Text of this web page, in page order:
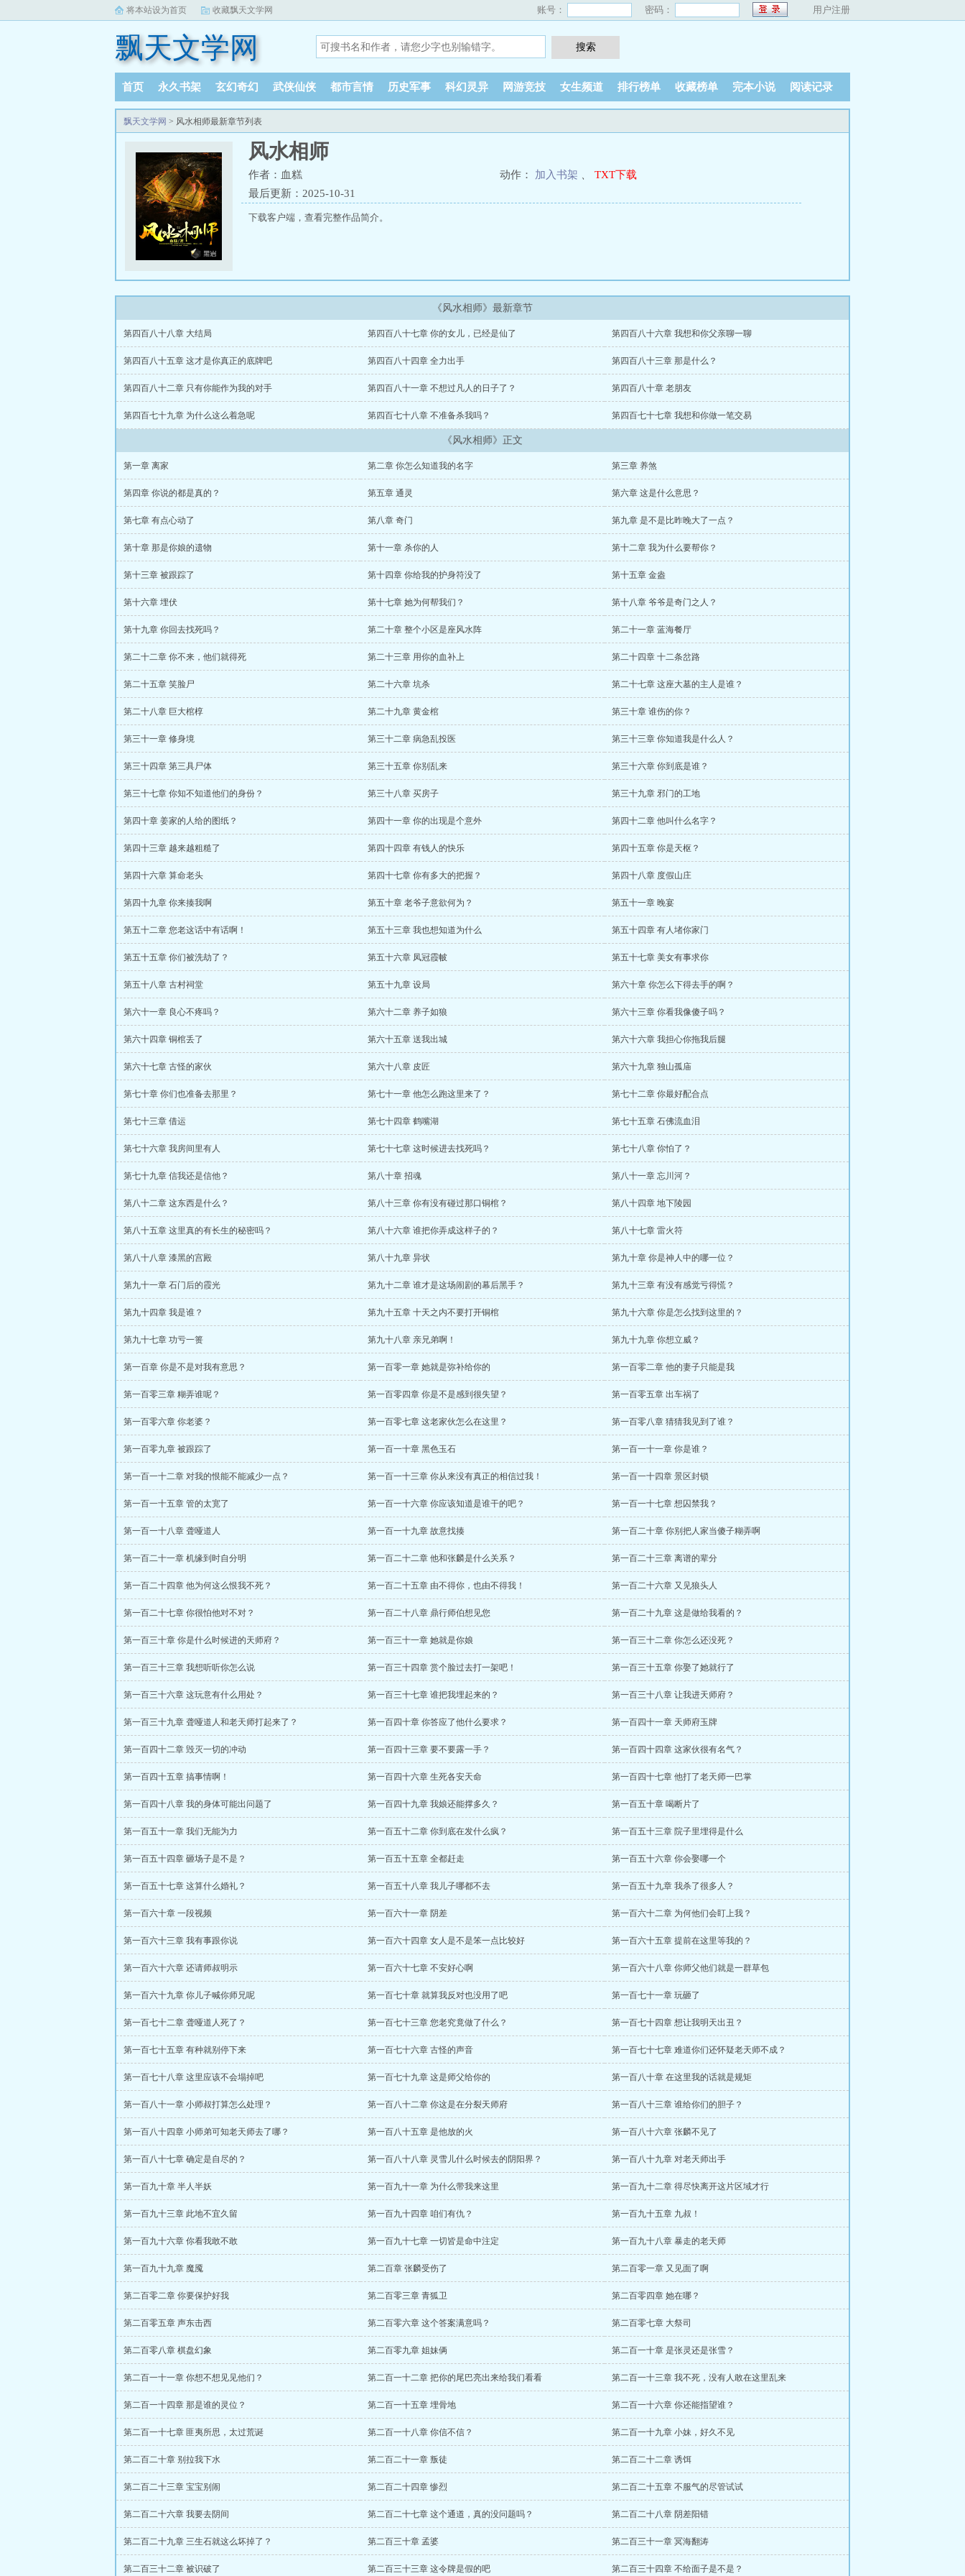
将本站设为首页 收藏飘天文学网 账号： 密码： 用户注册
飘天文学网
首页 永久书架 玄幻奇幻 武侠仙侠 都市言情 历史军事 科幻灵异 网游竞技 女生频道 排行榜单 收藏榜单 完本小说 阅读记录
飘天文学网 > 风水相师最新章节列表
风水相师
作者：血糕 动作： 加入书架
TXT下载
最后更新：2025-10-31
下载客户端，查看完整作品简介。
《风水相师》最新章节
第四百八十八章 大结局 第四百八十七章 你的女儿，已经是仙了 第四百八十六章 我想和你父亲聊一聊
第四百八十五章 这才是你真正的底牌吧 第四百八十四章 全力出手 第四百八十三章 那是什么？
第四百八十二章 只有你能作为我的对手 第四百八十一章 不想过凡人的日子了？ 第四百八十章 老朋友
第四百七十九章 为什么这么着急呢 第四百七十八章 不准备杀我吗？ 第四百七十七章 我想和你做一笔交易
《风水相师》正文
第一章 离家 第二章 你怎么知道我的名字 第三章 养煞
第四章 你说的都是真的？ 第五章 通灵 第六章 这是什么意思？
第七章 有点心动了 第八章 奇门 第九章 是不是比昨晚大了一点？
第十章 那是你娘的遗物 第十一章 杀你的人 第十二章 我为什么要帮你？
第十三章 被跟踪了 第十四章 你给我的护身符没了 第十五章 金盎
第十六章 埋伏 第十七章 她为何帮我们？ 第十八章 爷爷是奇门之人？
第十九章 你回去找死吗？ 第二十章 整个小区是座风水阵 第二十一章 蓝海餐厅
第二十二章 你不来，他们就得死 第二十三章 用你的血补上 第二十四章 十二条岔路
第二十五章 笑脸尸 第二十六章 坑杀 第二十七章 这座大墓的主人是谁？
第二十八章 巨大棺椁 第二十九章 黄金棺 第三十章 谁伤的你？
第三十一章 修身境 第三十二章 病急乱投医 第三十三章 你知道我是什么人？
第三十四章 第三具尸体 第三十五章 你别乱来 第三十六章 你到底是谁？
第三十七章 你知不知道他们的身份？ 第三十八章 买房子 第三十九章 邪门的工地
第四十章 姜家的人给的图纸？ 第四十一章 你的出现是个意外 第四十二章 他叫什么名字？
第四十三章 越来越粗糙了 第四十四章 有钱人的快乐 第四十五章 你是天枢？
第四十六章 算命老头 第四十七章 你有多大的把握？ 第四十八章 度假山庄
第四十九章 你来揍我啊 第五十章 老爷子意欲何为？ 第五十一章 晚宴
第五十二章 您老这话中有话啊！ 第五十三章 我也想知道为什么 第五十四章 有人堵你家门
第五十五章 你们被洗劫了？ 第五十六章 凤冠霞帔 第五十七章 美女有事求你
第五十八章 古村祠堂 第五十九章 设局 第六十章 你怎么下得去手的啊？
第六十一章 良心不疼吗？ 第六十二章 养子如狼 第六十三章 你看我像傻子吗？
第六十四章 铜棺丢了 第六十五章 送我出城 第六十六章 我担心你拖我后腿
第六十七章 古怪的家伙 第六十八章 皮匠 第六十九章 独山孤庙
第七十章 你们也准备去那里？ 第七十一章 他怎么跑这里来了？ 第七十二章 你最好配合点
第七十三章 借运 第七十四章 鹤嘴湖 第七十五章 石佛流血泪
第七十六章 我房间里有人 第七十七章 这时候进去找死吗？ 第七十八章 你怕了？
第七十九章 信我还是信他？ 第八十章 招魂 第八十一章 忘川河？
第八十二章 这东西是什么？ 第八十三章 你有没有碰过那口铜棺？ 第八十四章 地下陵园
第八十五章 这里真的有长生的秘密吗？ 第八十六章 谁把你弄成这样子的？ 第八十七章 雷火符
第八十八章 漆黑的宫殿 第八十九章 异状 第九十章 你是神人中的哪一位？
第九十一章 石门后的霞光 第九十二章 谁才是这场闹剧的幕后黑手？ 第九十三章 有没有感觉亏得慌？
第九十四章 我是谁？ 第九十五章 十天之内不要打开铜棺 第九十六章 你是怎么找到这里的？
第九十七章 功亏一篑 第九十八章 亲兄弟啊！ 第九十九章 你想立威？
第一百章 你是不是对我有意思？ 第一百零一章 她就是弥补给你的 第一百零二章 他的妻子只能是我
第一百零三章 糊弄谁呢？ 第一百零四章 你是不是感到很失望？ 第一百零五章 出车祸了
第一百零六章 你老婆？ 第一百零七章 这老家伙怎么在这里？ 第一百零八章 猜猜我见到了谁？
第一百零九章 被跟踪了 第一百一十章 黑色玉石 第一百一十一章 你是谁？
第一百一十二章 对我的恨能不能减少一点？ 第一百一十三章 你从来没有真正的相信过我！ 第一百一十四章 景区封锁
第一百一十五章 管的太宽了 第一百一十六章 你应该知道是谁干的吧？ 第一百一十七章 想囚禁我？
第一百一十八章 聋哑道人 第一百一十九章 故意找揍 第一百二十章 你别把人家当傻子糊弄啊
第一百二十一章 机缘到时自分明 第一百二十二章 他和张麟是什么关系？ 第一百二十三章 离谱的辈分
第一百二十四章 他为何这么恨我不死？ 第一百二十五章 由不得你，也由不得我！ 第一百二十六章 又见狼头人
第一百二十七章 你很怕他对不对？ 第一百二十八章 鼎行师伯想见您 第一百二十九章 这是做给我看的？
第一百三十章 你是什么时候进的天师府？ 第一百三十一章 她就是你娘 第一百三十二章 你怎么还没死？
第一百三十三章 我想听听你怎么说 第一百三十四章 赏个脸过去打一架吧！ 第一百三十五章 你娶了她就行了
第一百三十六章 这玩意有什么用处？ 第一百三十七章 谁把我埋起来的？ 第一百三十八章 让我进天师府？
第一百三十九章 聋哑道人和老天师打起来了？ 第一百四十章 你答应了他什么要求？ 第一百四十一章 天师府玉牌
第一百四十二章 毁灭一切的冲动 第一百四十三章 要不要露一手？ 第一百四十四章 这家伙很有名气？
第一百四十五章 搞事情啊！ 第一百四十六章 生死各安天命 第一百四十七章 他打了老天师一巴掌
第一百四十八章 我的身体可能出问题了 第一百四十九章 我娘还能撑多久？ 第一百五十章 喝断片了
第一百五十一章 我们无能为力 第一百五十二章 你到底在发什么疯？ 第一百五十三章 院子里埋得是什么
第一百五十四章 砸场子是不是？ 第一百五十五章 全都赶走 第一百五十六章 你会娶哪一个
第一百五十七章 这算什么婚礼？ 第一百五十八章 我儿子哪都不去 第一百五十九章 我杀了很多人？
第一百六十章 一段视频 第一百六十一章 阴差 第一百六十二章 为何他们会盯上我？
第一百六十三章 我有事跟你说 第一百六十四章 女人是不是笨一点比较好 第一百六十五章 提前在这里等我的？
第一百六十六章 还请师叔明示 第一百六十七章 不安好心啊 第一百六十八章 你师父他们就是一群草包
第一百六十九章 你儿子喊你师兄呢 第一百七十章 就算我反对也没用了吧 第一百七十一章 玩砸了
第一百七十二章 聋哑道人死了？ 第一百七十三章 您老究竟做了什么？ 第一百七十四章 想让我明天出丑？
第一百七十五章 有种就别停下来 第一百七十六章 古怪的声音 第一百七十七章 难道你们还怀疑老天师不成？
第一百七十八章 这里应该不会塌掉吧 第一百七十九章 这是师父给你的 第一百八十章 在这里我的话就是规矩
第一百八十一章 小师叔打算怎么处理？ 第一百八十二章 你这是在分裂天师府 第一百八十三章 谁给你们的胆子？
第一百八十四章 小师弟可知老天师去了哪？ 第一百八十五章 是他放的火 第一百八十六章 张麟不见了
第一百八十七章 确定是自尽的？ 第一百八十八章 灵雪儿什么时候去的阴阳界？ 第一百八十九章 对老天师出手
第一百九十章 半人半妖 第一百九十一章 为什么带我来这里 第一百九十二章 得尽快离开这片区域才行
第一百九十三章 此地不宜久留 第一百九十四章 咱们有仇？ 第一百九十五章 九叔！
第一百九十六章 你看我敢不敢 第一百九十七章 一切皆是命中注定 第一百九十八章 暴走的老天师
第一百九十九章 魔魇 第二百章 张麟受伤了 第二百零一章 又见面了啊
第二百零二章 你要保护好我 第二百零三章 青狐卫 第二百零四章 她在哪？
第二百零五章 声东击西 第二百零六章 这个答案满意吗？ 第二百零七章 大祭司
第二百零八章 棋盘幻象 第二百零九章 姐妹俩 第二百一十章 是张灵还是张雪？
第二百一十一章 你想不想见见他们？ 第二百一十二章 把你的尾巴亮出来给我们看看 第二百一十三章 我不死，没有人敢在这里乱来
第二百一十四章 那是谁的灵位？ 第二百一十五章 埋骨地 第二百一十六章 你还能指望谁？
第二百一十七章 匪夷所思，太过荒诞 第二百一十八章 你信不信？ 第二百一十九章 小妹，好久不见
第二百二十章 别拉我下水 第二百二十一章 叛徒 第二百二十二章 诱饵
第二百二十三章 宝宝别闹 第二百二十四章 惨烈 第二百二十五章 不服气的尽管试试
第二百二十六章 我要去阴间 第二百二十七章 这个通道，真的没问题吗？ 第二百二十八章 阴差阳错
第二百二十九章 三生石就这么坏掉了？ 第二百三十章 孟婆 第二百三十一章 冥海翻涛
第二百三十二章 被识破了 第二百三十三章 这令牌是假的吧 第二百三十四章 不给面子是不是？